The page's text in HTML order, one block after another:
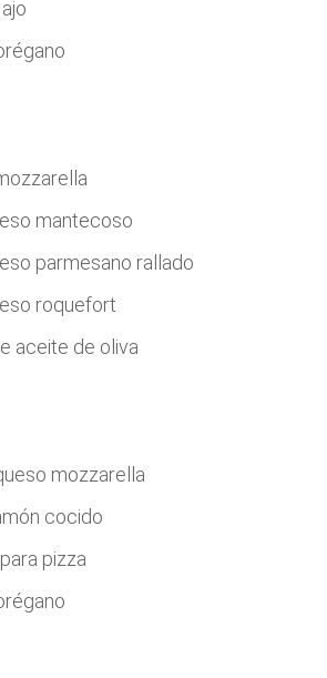
mantecoso
parmesano rallado
roquefort
aceite de oliva
mozzarella
cocido
pizza